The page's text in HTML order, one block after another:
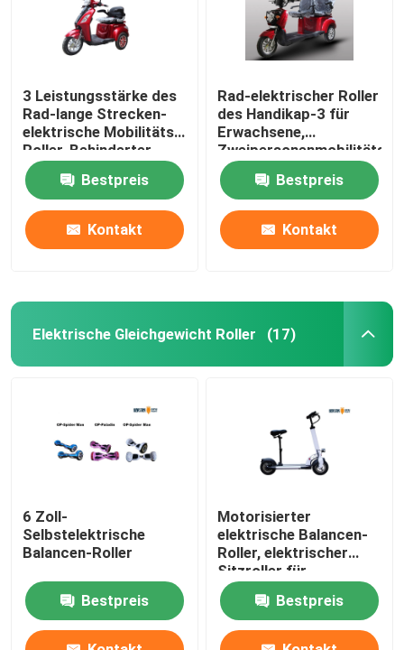
3 Leistungsstärke des
Rad-lange Strecken-
elektrische Mobilitäts-
Roller-Behinderter-
1000W
Bestpreis
Kontakt
Rad-elektrischer Roller
des Handikap-3 für
Erwachsene,
Zweipersonenmobilitäts-
Roller
Bestpreis
Kontakt
Elektrische Gleichgewicht Roller (17)
6 Zoll-
Selbstelektrische
Balancen-Roller
Bestpreis
Motorisierter
elektrische Balancen-
Roller, elektrischer
Sitzroller für
Erwachsene
Bestpreis